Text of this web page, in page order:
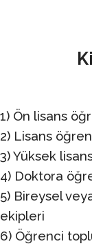
1) Ön lisans
2) Lisans
3) Yüksek
4) Doktora
5) Bireysel
ekipleri
6) Öğrenci